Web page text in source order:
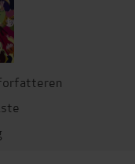
forfatteren